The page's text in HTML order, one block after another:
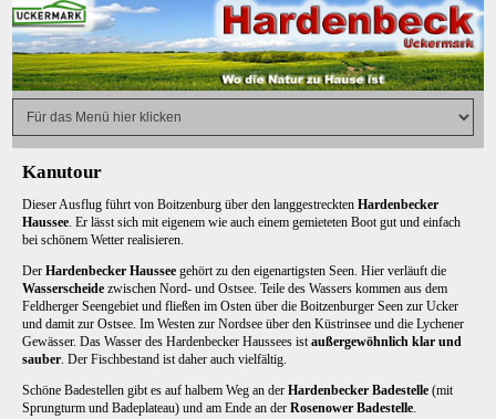
Kanutour
Dieser Ausflug führt von Boitzenburg über den langgestrecktenHardenbecker
Haussee. Er lässt sich mit eigenem wie auch einem gemieteten Boot gut und einfach
bei schönem Wetter realisieren.
DerHardenbecker Haussee gehört zu den eigenartigsten Seen. Hier verläuft die
Wasserscheide zwischen Nord- und Ostsee. Teile des Wassers kommen aus dem
Feldherger Seengebiet und fließen im Osten über die Boitzenburger Seen zur Ucker
und damit zur Ostsee. Im Westen zur Nordsee über den Küstrinsee und die Lychener
Gewässer. Das Wasser des Hardenbecker Haussees istaußergewöhnlich klar und
sauber. Der Fischbestand ist daher auch vielfältig.
Schöne Badestellen gibt es auf halbem Weg an derHardenbecker Badestelle (mit
Sprungturm und Badeplateau) und am Ende an derRosenower Badestelle.